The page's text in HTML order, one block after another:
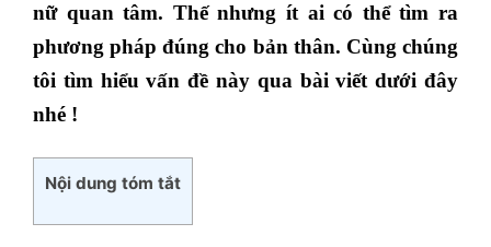
nữ quan tâm. Thế nhưng ít ai có thể tìm ra
phương pháp đúng cho bản thân. Cùng chúng
tôi tìm hiểu vấn đề này qua bài viết dưới đây
nhé !
Nội dung tóm tắt